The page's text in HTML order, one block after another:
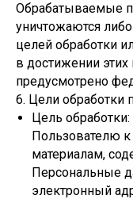
Обрабатываемые
уничтожаются
целей обработки
в достижении
предусмотрено
6. Цели обработки
Цель
Пользователю
материалам,
Персональные
электронный